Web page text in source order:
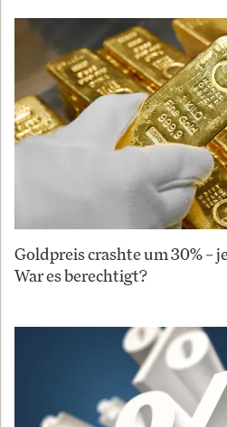
Goldpreis crashte um 30% –
War es berechtigt?